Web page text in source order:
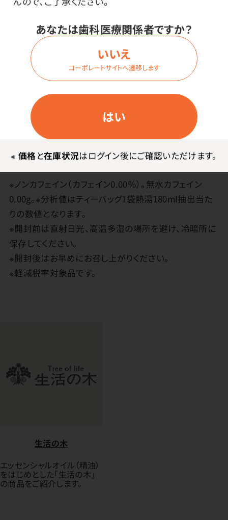
あなたは歯科医療関係者ですか？
はい
いいえ
コーポレートサイトへ遷移します
※ 価格と在庫状況はログイン後にご確認いただけます。
アイスの場合
氷を入れたグラスに、濃いめに出したハーブティーを注
いでください。※水出し用ではありません。
果実やハーブ片を多く配合していますので、おいしく召し
上がっていただくために抽出時間を長めにとることをお
すすめいたします。
使用上の注意
※ノンカフェイン（カフェイン0.00％）。無水カフェイン
0.00g。※分析値はティーバッグ1袋熱湯180ml抽出当た
りの数値となります。
※開封前は直射日光、高温多湿の場所を避け、冷暗所に
保存してください。
※開封後はお早めにお召し上がりください。
※軽減税率対象品です。
生活の木
エッセンシャルオイル（精油）
をはじめとした「生活の木」
の商品をご紹介します。